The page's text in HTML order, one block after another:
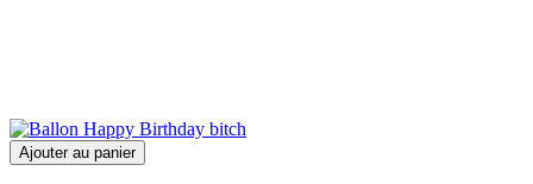
Ajouter au panier